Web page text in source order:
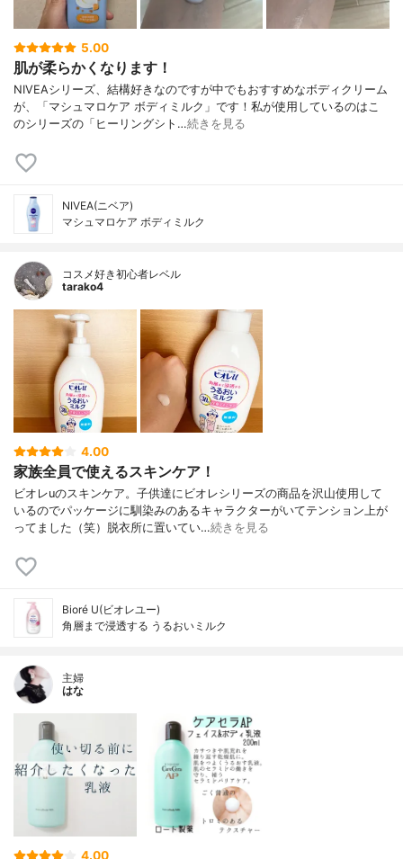
5.00
肌が柔らかくなります！
NIVEAシリーズ、結構好きなのですが中でもおすすめなボディクリーム
が、「マシュマロケア ボディミルク」です！私が使用しているのはこ
のシリーズの「ヒーリングシト…続きを見る
NIVEA(ニベア)
マシュマロケア ボディミルク
コスメ好き初心者レベル
tarako4
4.00
家族全員で使えるスキンケア！
ビオレuのスキンケア。子供達にビオレシリーズの商品を沢山使用して
いるのでパッケージに馴染みのあるキャラクターがいてテンション上が
ってました（笑）脱衣所に置いてい…続きを見る
Bioré U(ビオレユー)
角層まで浸透する うるおいミルク
主婦
はな
4.00